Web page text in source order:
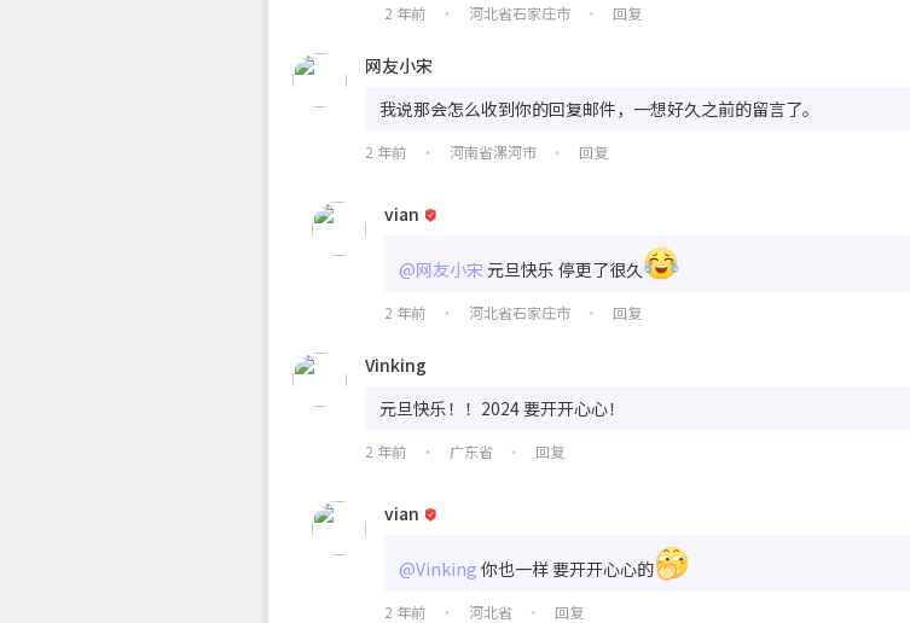
2 年前 • 河北省石家庄市 • 回复
网友小宋
我说那会怎么收到你的回复邮件，一想好久之前的留言了。
2 年前 • 河南省漯河市 • 回复
vian
@网友小宋 元旦快乐 停更了很久
2 年前 • 河北省石家庄市 • 回复
Vinking
元旦快乐！！2024 要开开心心！
2 年前 • 广东省 • 回复
vian
@Vinking 你也一样 要开开心心的
2 年前 • 河北省 • 回复